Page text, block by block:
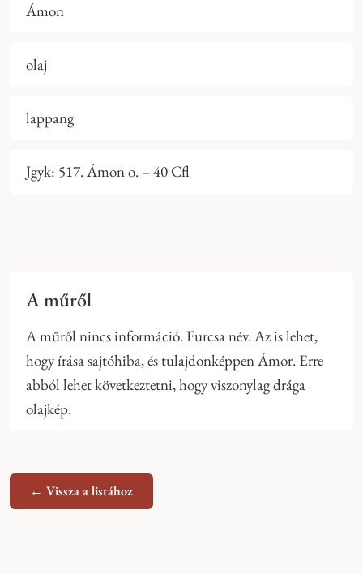
Ámon
olaj
lappang
Jgyk: 517. Ámon o. – 40 Cfl
A műről
A műről nincs információ. Furcsa név. Az is lehet,
hogy írása sajtóhiba, és tulajdonképpen Ámor. Erre
abból lehet következtetni, hogy viszonylag drága
olajkép.
← Vissza a listához